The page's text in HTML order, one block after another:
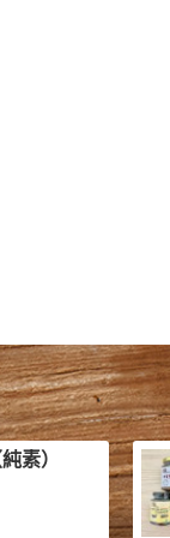
素）